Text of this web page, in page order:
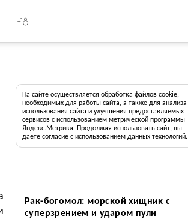
+18
На сайте осуществляется обработка файлов cookie,
необходимых для работы сайта, а также для анализа
использования сайта и улучшения предоставляемых
сервисов с использованием метрической программы
Яндекс.Метрика. Продолжая использовать сайт, вы
даете согласие с использованием данных технологий.
Рак-богомол: морской хищник с
суперзрением и ударом пули